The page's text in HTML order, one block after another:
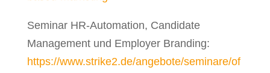
Seminar HR-Automation, Candidate
Management und Employer Branding:
https://www.strike2.de/angebote/seminare/of